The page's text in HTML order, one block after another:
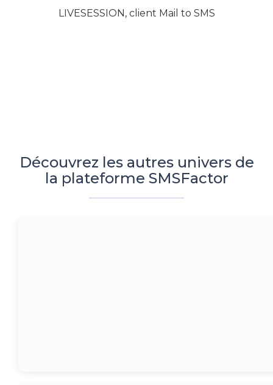
LIVESESSION, client Mail to SMS
Découvrez les autres univers de
la plateforme SMSFactor